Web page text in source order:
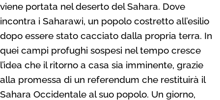
viene portata nel deserto del Sahara. Dove
incontra i Saharawi, un popolo costretto all’esilio
dopo essere stato cacciato dalla propria terra. In
quei campi profughi sospesi nel tempo cresce
l’idea che il ritorno a casa sia imminente, grazie
alla promessa di un referendum che restituirà il
Sahara Occidentale al suo popolo. Un giorno,